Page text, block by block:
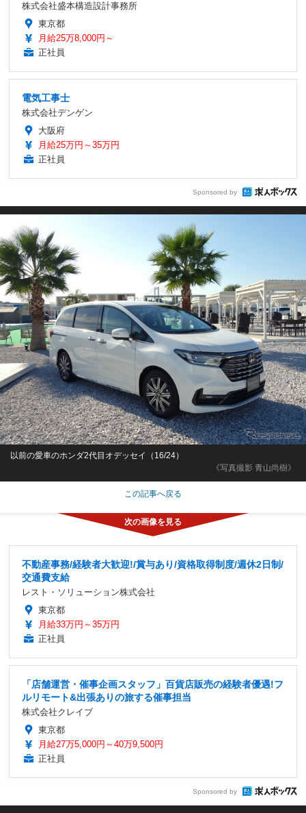
株式会社盛本構造設計事務所
東京都
月給25万8,000円～
正社員
電気工事士
株式会社デンゲン
大阪府
月給25万円～35万円
正社員
Sponsored by
《写真撮影 青山尚樹》
以前の愛車のホンダ2代目オデッセイ（16/24）
この記事へ戻る
不動産事務/経験者大歓迎!/賞与あり/資格取得制度/週休2日制/
交通費支給
レスト・ソリューション株式会社
東京都
月給33万円～35万円
正社員
「店舗運営・催事企画スタッフ」百貨店販売の経験者優遇!フ
ルリモート&出張ありの旅する催事担当
株式会社クレイブ
東京都
月給27万5,000円～40万9,500円
正社員
Sponsored by